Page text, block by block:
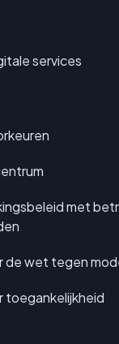
services
met
de wet tegen
toegankelijkheid